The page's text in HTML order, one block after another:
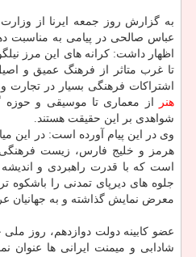
به گزارش روز جمعه ایرنا از وزارت
عباس صالحی در پیامی به مناسبت
اظهار داشت: کرانه های این مرز
تا غرب متاثر از فرهنگ عمیق و
اشتراکات فرهنگی بسیار در تجارت
هنر
از معماری تا موسیقی و
شواهدی بر این حقیقت هستند.
وی در این پیام آورده است: در این
هرمز و خلیج فارس، زیست فرهنگی
است که با قدرت راهبردی و
جلوه های دیرپای تمدنی را باشکوه
معرض نمایش گذاشته و به جهانیان
عضو کابینه دولت دوازدهم، روز ملی
شادابی و میمنت ایرانی ها عنوان